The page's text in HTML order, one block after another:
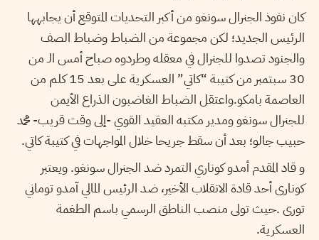
كان نفوذ الجنرال سونغو من أكبر التحديات المتوقع أن يجابهها
الرئيس الجديد؛ لكن مجموعة من الضباط وضباط الصف
والجنود تصدوا للجنرال في معقله وطردوه صباح أمس الـ من
30 سبتمبر من كتيبة “كاتي” العسكرية على بعد 15 كلم من
العاصمة بامكو.واعتقل الضباط الغاضبون الذراع الأيمن
للجنرال سونغو ومدير مكتبه العقيد القوي -إلى وقت قريب- محمد
حبيب جالو؛ بعد أن سقط جريحا خلال المواجهات في كتيبة كاتي.
و قاد المقدم أمدو كوناري التمرد ضد الجنرال سونغو. ويعتبر
كونارى أحد قادة الانقلاب الأخير، ضد الرئيس المالي آمدو توماني
تورى .حيث تولى منصب الناطق الرسمي باسم الطغمة
العسكرية.